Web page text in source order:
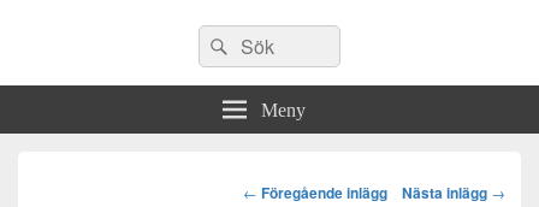
Sök
efter:
Sök
Meny
Post
← Föregående inlägg Nästa inlägg →